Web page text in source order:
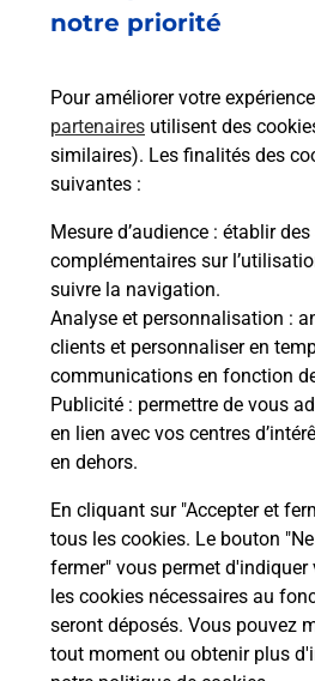
notre priorité
Pour améliorer votre
partenaires utilisent des
similaires). Les finalités des
suivantes :
Mesure d’audience : établir
complémentaires sur
suivre la navigation.
Analyse et personnalisation :
clients et personnaliser en
communications en fonction
Publicité : permettre de vous
en lien avec vos centres
en dehors.
En cliquant sur "Accepter et
tous les cookies. Le bouton
fermer" vous permet d'indiquer
les cookies nécessaires au
seront déposés. Vous pouvez
tout moment ou obtenir plus
Recherchez un autre
Questions
Quel réseau utilise La
Est-ce que je peux
numéro de mobile
Est-ce que je peux
avec La Poste Mobile ?
Est-ce que je peux
à l’étranger avec La